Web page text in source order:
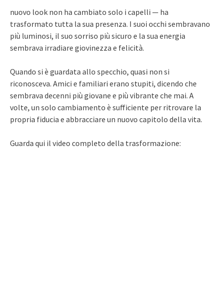
nuovo look non ha cambiato solo i capelli — ha
trasformato tutta la sua presenza. I suoi occhi sembravano
più luminosi, il suo sorriso più sicuro e la sua energia
sembrava irradiare giovinezza e felicità.
Quando si è guardata allo specchio, quasi non si
riconosceva. Amici e familiari erano stupiti, dicendo che
sembrava decenni più giovane e più vibrante che mai. A
volte, un solo cambiamento è sufficiente per ritrovare la
propria fiducia e abbracciare un nuovo capitolo della vita.
Guarda qui il video completo della trasformazione: